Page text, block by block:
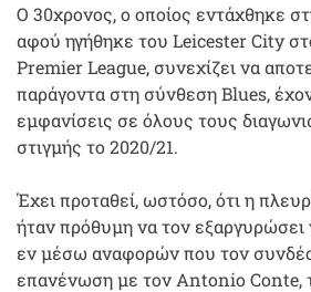
Ο 30χρονος, ο οποίος εντάχθηκε
αφού ηγήθηκε του Leicester City
Premier League, συνεχίζει να
παράγοντα στη σύνθεση Blues,
εμφανίσεις σε όλους τους
στιγμής το 2020/21.
Έχει προταθεί, ωστόσο, ότι η
ήταν πρόθυμη να τον εξαργυρώσει
εν μέσω αναφορών που τον
επανένωση με τον Antonio Conte,